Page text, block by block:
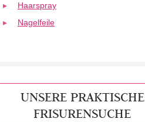
Haarspray
Nagelfeile
UNSERE PRAKTISCHE
FRISURENSUCHE